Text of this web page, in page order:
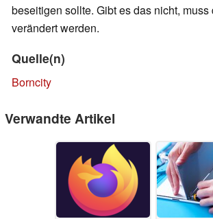
beseitigen sollte. Gibt es das nicht,
verändert werden.
Quelle(n)
Borncity
Verwandte Artikel